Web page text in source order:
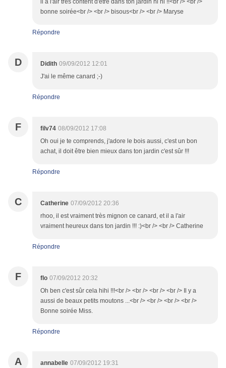
il a l'air très content d'être dans ton jardin hi hi !!<br /> <br />
bonne soirée<br /> <br /> bisous<br /> <br /> Maryse
Répondre
D Didith 09/09/2012 12:01
J'ai le même canard ;-)
Répondre
F filv74 08/09/2012 17:08
Oh oui je te comprends, j'adore le bois aussi, c'est un bon
achat, il doit être bien mieux dans ton jardin c'est sûr !!!
Répondre
C Catherine 07/09/2012 20:36
rhoo, il est vraiment très mignon ce canard, et il a l'air
vraiment heureux dans ton jardin !!! :)<br /> <br /> Catherine
Répondre
F flo 07/09/2012 20:32
Oh ben c'est sûr cela hihi !!!<br /> <br /> <br /> <br /> Il y a
aussi de beaux petits moutons ...<br /> <br /> <br /> <br />
Bonne soirée Miss.
Répondre
A annabelle 07/09/2012 19:31